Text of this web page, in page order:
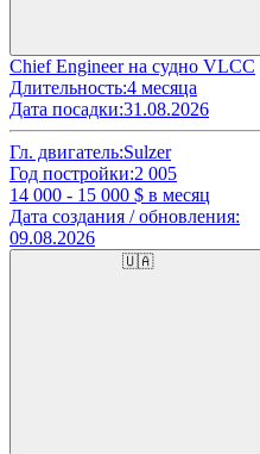
Chief Engineer на судно VLCC
Длительность:4 месяца
Дата посадки:31.08.2026
Гл. двигатель:Sulzer
Год постройки:2 005
14 000 - 15 000 $ в месяц
Дата создания / обновления:
09.08.2026
🇺🇦